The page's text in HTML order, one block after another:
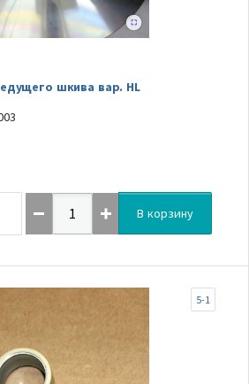
шкива вар. HL
В корзину
5-1